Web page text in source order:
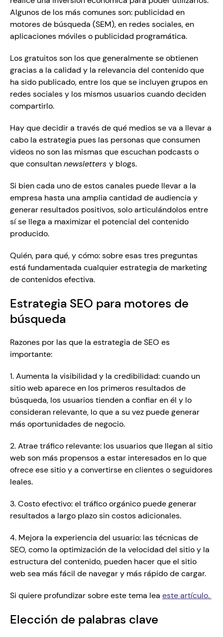
Algunos de los más comunes son: publicidad en
motores de búsqueda (SEM), en redes sociales, en
aplicaciones móviles o publicidad programática.
Los gratuitos son los que generalmente se obtienen
gracias a la calidad y la relevancia del contenido que
ha sido publicado, entre los que se incluyen grupos en
redes sociales y los mismos usuarios cuando deciden
compartirlo.
Hay que decidir a través de qué medios se va a llevar a
cabo la estrategia pues las personas que consumen
videos no son las mismas que escuchan podcasts o
que consultan newsletters y blogs.
Si bien cada uno de estos canales puede llevar a la
empresa hasta una amplia cantidad de audiencia y
generar resultados positivos, solo articulándolos entre
sí se llega a maximizar el potencial del contenido
producido.
Quién, para qué, y cómo: sobre esas tres preguntas
está fundamentada cualquier estrategia de marketing
de contenidos efectiva.
Estrategia SEO para motores de
búsqueda
Razones por las que la estrategia de SEO es
importante:
1. Aumenta la visibilidad y la credibilidad: cuando un
sitio web aparece en los primeros resultados de
búsqueda, los usuarios tienden a confiar en él y lo
consideran relevante, lo que a su vez puede generar
más oportunidades de negocio.
2. Atrae tráfico relevante: los usuarios que llegan al sitio
web son más propensos a estar interesados en lo que
ofrece ese sitio y a convertirse en clientes o seguidores
leales.
3. Costo efectivo: el tráfico orgánico puede generar
resultados a largo plazo sin costos adicionales.
4. Mejora la experiencia del usuario: las técnicas de
SEO, como la optimización de la velocidad del sitio y la
estructura del contenido, pueden hacer que el sitio
web sea más fácil de navegar y más rápido de cargar.
Si quiere profundizar sobre este tema lea este artículo.
Elección de palabras clave